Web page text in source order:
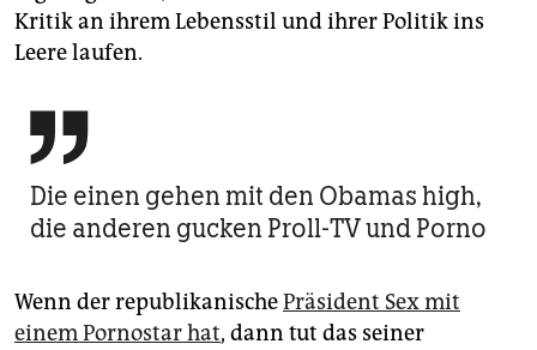
Kritik an ihrem Lebensstil und ihrer Politik ins
Leere laufen.

Die einen gehen mit den Obamas high,
die anderen gucken Proll-TV und Porno
Wenn der republikanischePräsident Sex mit
einem Pornostar hat, dann tut das seiner